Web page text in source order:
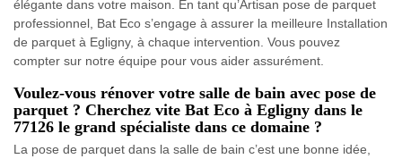
élégante dans votre maison. En tant qu’Artisan pose de parquet
professionnel, Bat Eco s’engage à assurer la meilleure Installation
de parquet à Egligny, à chaque intervention. Vous pouvez
compter sur notre équipe pour vous aider assurément.
Voulez-vous rénover votre salle de bain avec pose de
parquet ? Cherchez vite Bat Eco à Egligny dans le
77126 le grand spécialiste dans ce domaine ?
La pose de parquet dans la salle de bain c’est une bonne idée,